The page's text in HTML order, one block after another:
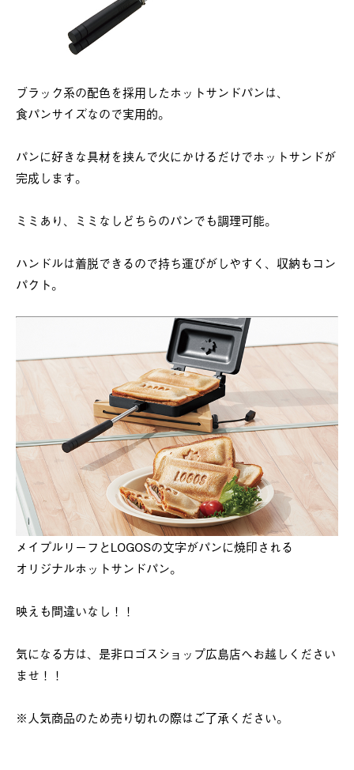
ブラック系の配色を採用したホットサンドパンは、
食パンサイズなので実用的。
パンに好きな具材を挟んで火にかけるだけでホットサンドが
完成します。
ミミあり、ミミなしどちらのパンでも調理可能。
ハンドルは着脱できるので持ち運びがしやすく、収納もコン
パクト。
メイプルリーフとLOGOSの文字がパンに焼印される
オリジナルホットサンドパン。
映えも間違いなし！！
気になる方は、是非ロゴスショップ広島店へお越しください
ませ！！
※人気商品のため売り切れの際はご了承ください。